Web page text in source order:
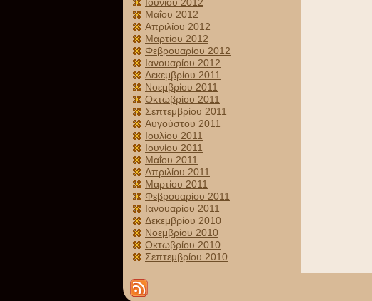
Μαΐου 2012
Απριλίου 2012
Μαρτίου 2012
Φεβρουαρίου 2012
Ιανουαρίου 2012
Δεκεμβρίου 2011
Νοεμβρίου 2011
Οκτωβρίου 2011
Σεπτεμβρίου 2011
Αυγούστου 2011
Ιουλίου 2011
Ιουνίου 2011
Μαΐου 2011
Απριλίου 2011
Μαρτίου 2011
Φεβρουαρίου 2011
Ιανουαρίου 2011
Δεκεμβρίου 2010
Νοεμβρίου 2010
Οκτωβρίου 2010
Σεπτεμβρίου 2010